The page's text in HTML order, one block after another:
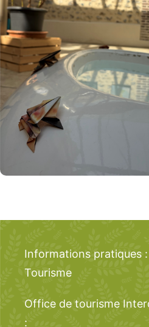
Informations pratiques :
Tourisme
Office de tourisme
: